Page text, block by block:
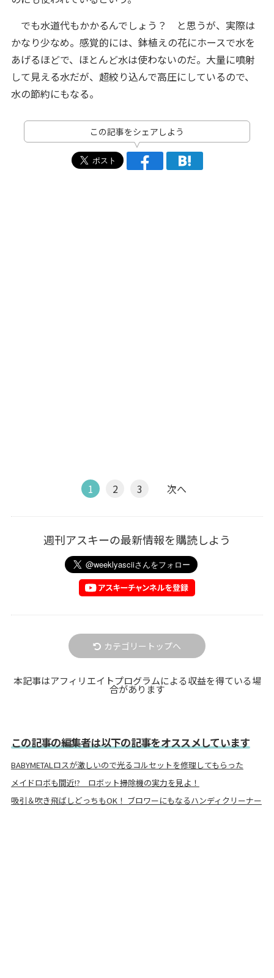
でも水道代もかかるんでしょう？ と思うが、実際は
かなり少なめ。感覚的には、鉢植えの花にホースで水を
あげるほどで、ほとんど水は使わないのだ。大量に噴射
して見える水だが、超絞り込んで高圧にしているので、
水の節約にもなる。
この記事をシェアしよう
1 2 3 次へ
週刊アスキーの最新情報を購読しよう
カテゴリートップへ
本記事はアフィリエイトプログラムによる収益を得ている場
合があります
この記事の編集者は以下の記事をオススメしています
BABYMETALロスが激しいので光るコルセットを修理してもらった
メイドロボも間近!? ロボット掃除機の実力を見よ！
吸引＆吹き飛ばしどっちもOK！ ブロワーにもなるハンディクリーナー